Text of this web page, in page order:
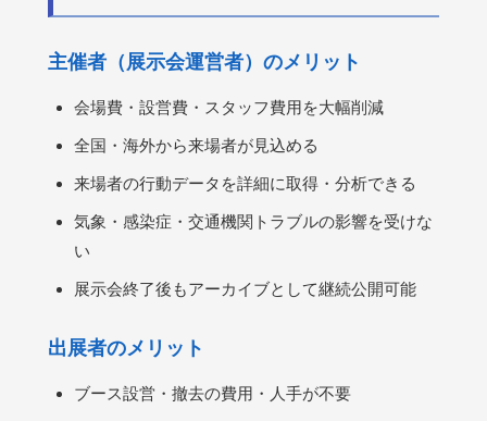
主催者（展示会運営者）のメリット
会場費・設営費・スタッフ費用を大幅削減
全国・海外から来場者が見込める
来場者の行動データを詳細に取得・分析できる
気象・感染症・交通機関トラブルの影響を受けな
い
展示会終了後もアーカイブとして継続公開可能
出展者のメリット
ブース設営・撤去の費用・人手が不要